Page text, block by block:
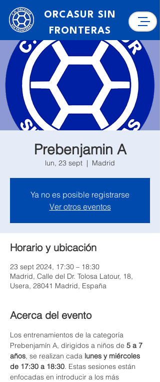
ORCASUR SIN
FRONTERAS
Prebenjamin A
lun, 23 sept
  |
Madrid
Ya no es posible registrarse
Ver otros eventos
Horario y ubicación
23 sept 2024, 17:30 – 18:30
Madrid, Calle del Dr. Tolosa Latour, 18,
Usera, 28041 Madrid, España
Acerca del evento
Los entrenamientos de la categoría
Prebenjamín A, dirigidos a niños de 5 a 7
años, se realizan cada lunes y miércoles
de 17:30 a 18:30. Estas sesiones están
enfocadas en introducir a los más